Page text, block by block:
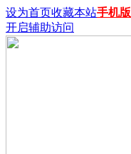
设为首页收藏本站手机版
开启辅助访问